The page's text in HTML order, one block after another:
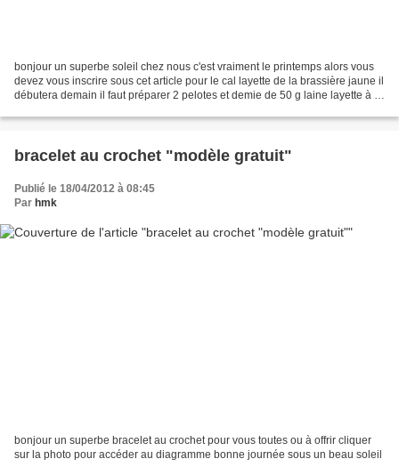
bonjour un superbe soleil chez nous c'est vraiment le printemps alors vous
devez vous inscrire sous cet article pour le cal layette de la brassière jaune il
débutera demain il faut préparer 2 pelotes et demie de 50 g laine layette à 3
bracelet au crochet "modèle gratuit"
Publié le 18/04/2012 à 08:45
Par hmk
bonjour un superbe bracelet au crochet pour vous toutes ou à offrir cliquer
sur la photo pour accéder au diagramme bonne journée sous un beau soleil